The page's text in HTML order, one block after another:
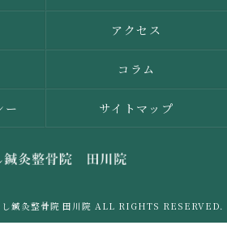
アクセス
コラム
ー サイトマップ
鍼灸整骨院 田川院 ALL RIGHTS RESERVED.